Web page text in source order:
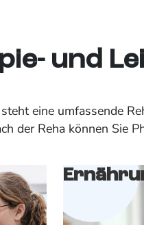
und
eine umfassende
der Reha können Sie